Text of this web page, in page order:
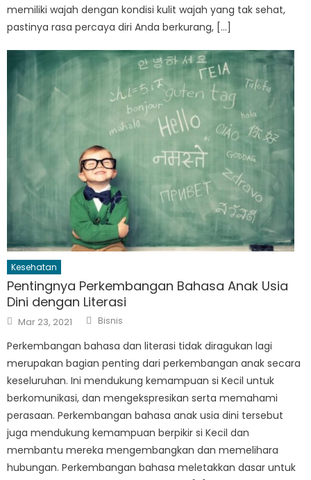
memiliki wajah dengan kondisi kulit wajah yang tak sehat,
pastinya rasa percaya diri Anda berkurang, […]
Kesehatan
Pentingnya Perkembangan Bahasa Anak Usia
Dini dengan Literasi
Posted
on
Mar 23, 2021 Author
Bisnis
Perkembangan bahasa dan literasi tidak diragukan lagi
merupakan bagian penting dari perkembangan anak secara
keseluruhan. Ini mendukung kemampuan si Kecil untuk
berkomunikasi, dan mengekspresikan serta memahami
perasaan. Perkembangan bahasa anak usia dini tersebut
juga mendukung kemampuan berpikir si Kecil dan
membantu mereka mengembangkan dan memelihara
hubungan. Perkembangan bahasa meletakkan dasar untuk